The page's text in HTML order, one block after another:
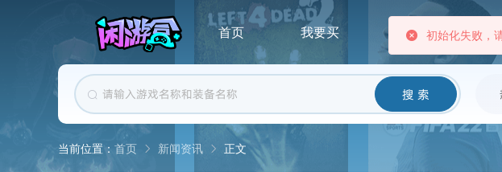
首页 我要买 我要卖 新闻
搜 索
当前位置： 首页 新闻资讯 正文
初始化失败，